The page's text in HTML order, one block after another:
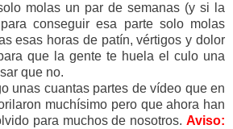
molas un par de semanas (y si la
conseguir esa parte solo molas
esas horas de patín, vértigos y dolor
que la gente te huela el culo una
que no.
unas cuantas partes de vídeo que en
muchísimo pero que ahora han
para muchos de nosotros. Aviso: